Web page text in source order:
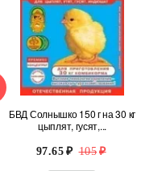
БВД Солнышко 150 г на 30 кг
цыплят, гусят,...
97.65 105